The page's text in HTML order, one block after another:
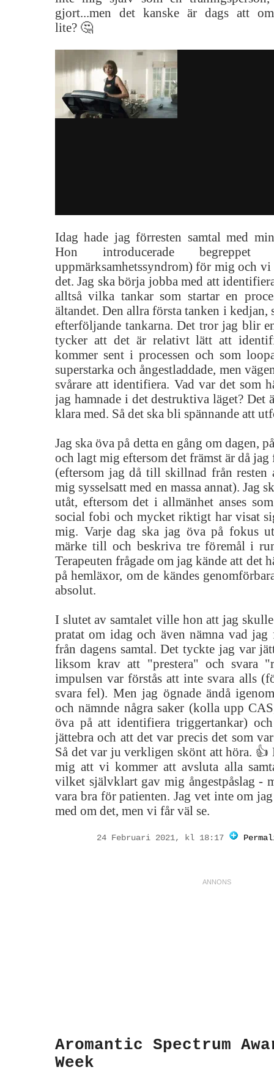
gjort...men det kanske är dags att
lite? 🤔
Idag hade jag förresten samtal med
Hon introducerade
uppmärksamhetssyndrom) för mig och
det. Jag ska börja jobba med att
alltså vilka tankar som startar en
ältandet. Den allra första tanken i kedjan,
efterföljande tankarna. Det tror jag blir
tycker att det är relativt lätt att
kommer sent i processen och som
superstarka och ångestladdade, men
svårare att identifiera. Vad var det som
jag hamnade i det destruktiva läget? Det
klara med. Så det ska bli spännande att
Jag ska öva på detta en gång om dagen,
och lagt mig eftersom det främst är då
(eftersom jag då till skillnad från resten
mig sysselsatt med en massa annat). Jag
utåt, eftersom det i allmänhet anses
social fobi och mycket riktigt har visat
mig. Varje dag ska jag öva på fokus
märke till och beskriva tre föremål i
Terapeuten frågade om jag kände att det
på hemläxor, om de kändes
absolut.
I slutet av samtalet ville hon att jag
pratat om idag och även nämna vad
från dagens samtal. Det tyckte jag var
liksom krav att "prestera" och svara
impulsen var förstås att inte svara alls
svara fel). Men jag ögnade ändå
och nämnde några saker (kolla upp
öva på att identifiera triggertankar)
jättebra och att det var precis det som
Så det var ju verkligen skönt att höra.
mig att vi kommer att avsluta alla
vilket självklart gav mig ångestpåslag -
vara bra för patienten. Jag vet inte om
med om det, men vi får väl se.
24 Februari 2021, kl 18:17
Aromantic Spectrum
Week